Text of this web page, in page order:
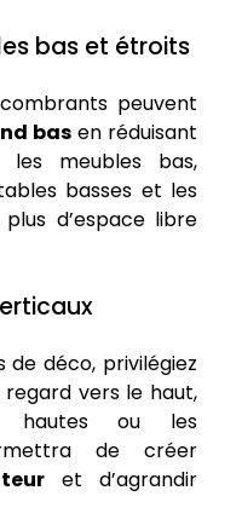
bas et étroits
peuvent
bas en réduisant
les meubles bas,
basses et les
d’espace libre
déco, privilégiez
vers le haut,
hautes ou les
de créer
et d’agrandir